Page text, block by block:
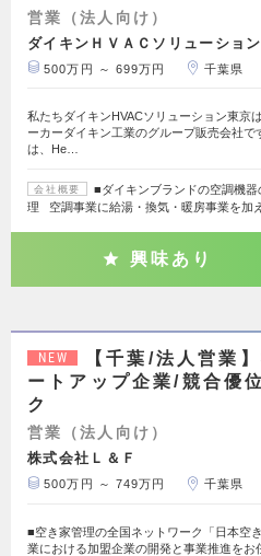
営業（法人向け）
ダイキンＨＶＡＣソリューショ
500万円 ～ 699万円 千葉県
私たちダイキンHVACソリューション東京
ーカーダイキン工業のグループ販売会社で
は、He…
会社概要
■ダイキンブランドの空調機
理 空調事業に給湯・換気・暖房事業を加
興味あり
NEW
【千葉/法人営業
ートアップ企業/競合優
ク
営業（法人向け）
株式会社Ｌ＆Ｆ
500万円 ～ 749万円 千葉県
■空き家管理の全国ネットワーク「日本空
業における加盟企業の開発と事業推進をお